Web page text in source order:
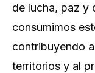
de lucha, paz y
consumimos
contribuyendo
territorios y al